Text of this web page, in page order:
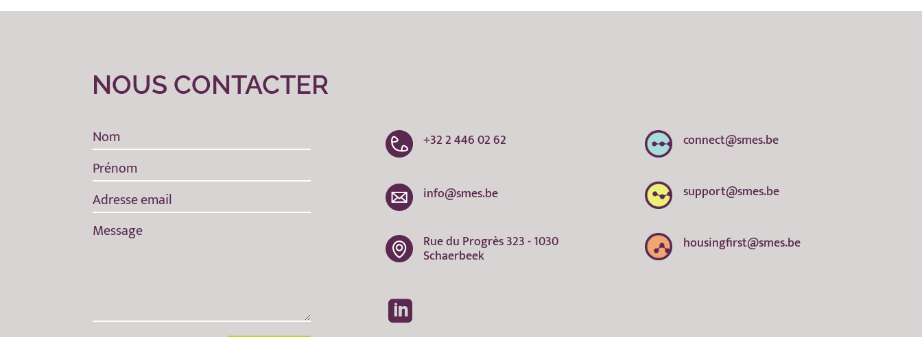
NOUS CONTACTER
+32 2 446 02 62
info@smes.be
Rue du Progrès 323 - 1030
Schaerbeek

connect@smes.be
support@smes.be
housingfirst@smes.be